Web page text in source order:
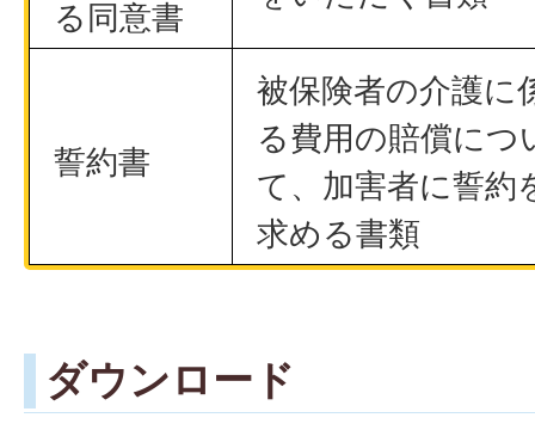
る同意書
誓約書
被保険者の介護に
る費用の賠償につ
て、加害者に誓約
求める書類
ダウンロード